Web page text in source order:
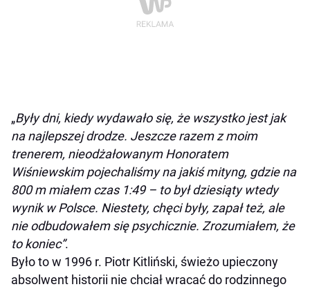
„Były dni, kiedy wydawało się, że wszystko jest jak
na najlepszej drodze. Jeszcze razem z moim
trenerem, nieodżałowanym Honoratem
Wiśniewskim pojechaliśmy na jakiś mityng, gdzie na
800 m miałem czas 1:49 – to był dziesiąty wtedy
wynik w Polsce. Niestety, chęci były, zapał też, ale
nie odbudowałem się psychicznie. Zrozumiałem, że
to koniec”.
Było to w 1996 r. Piotr Kitliński, świeżo upieczony
absolwent historii nie chciał wracać do rodzinnego